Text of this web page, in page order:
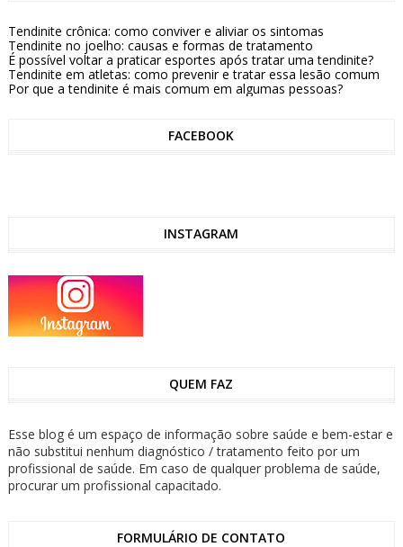
Tendinite crônica: como conviver e aliviar os sintomas
Tendinite no joelho: causas e formas de tratamento
É possível voltar a praticar esportes após tratar uma tendinite?
Tendinite em atletas: como prevenir e tratar essa lesão comum
Por que a tendinite é mais comum em algumas pessoas?
FACEBOOK
INSTAGRAM
QUEM FAZ
Esse blog é um espaço de informação sobre saúde e bem-estar e
não substitui nenhum diagnóstico / tratamento feito por um
profissional de saúde. Em caso de qualquer problema de saúde,
procurar um profissional capacitado.
FORMULÁRIO DE CONTATO